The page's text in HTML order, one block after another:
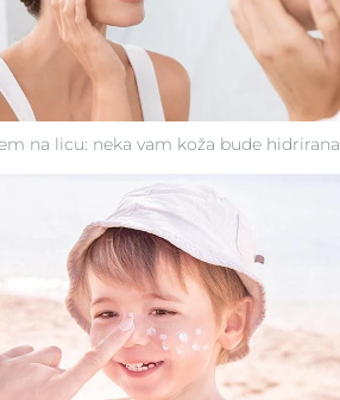
na licu: neka vam koža bude hidrirana